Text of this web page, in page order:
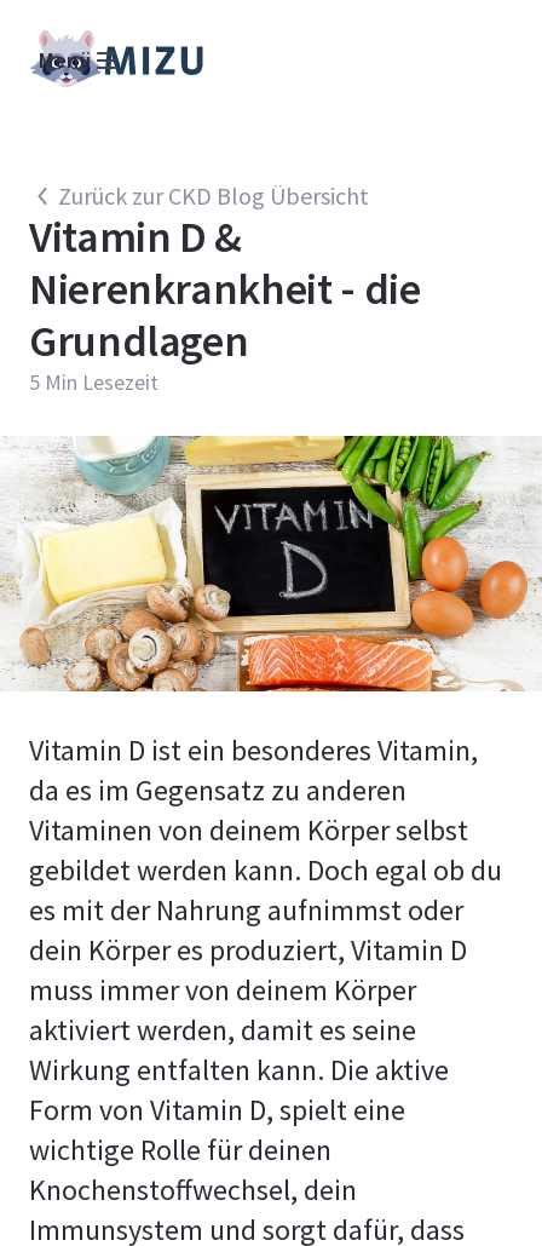
Menü
Zurück zur CKD Blog Übersicht
Vitamin D &
Nierenkrankheit - die
Grundlagen
5 Min Lesezeit
Vitamin D ist ein besonderes Vitamin,
da es im Gegensatz zu anderen
Vitaminen von deinem Körper selbst
gebildet werden kann. Doch egal ob du
es mit der Nahrung aufnimmst oder
dein Körper es produziert, Vitamin D
muss immer von deinem Körper
aktiviert werden, damit es seine
Wirkung entfalten kann. Die aktive
Form von Vitamin D, spielt eine
wichtige Rolle für deinen
Knochenstoffwechsel, dein
Immunsystem und sorgt dafür, dass